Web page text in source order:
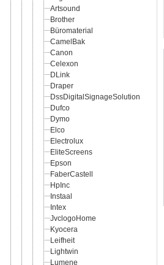
Artsound
Brother
Büromaterial
CamelBak
Canon
Celexon
DLink
Draper
DssDigitalSignageSolution
Dufco
Dymo
Elco
Electrolux
EliteScreens
Epson
FaberCastell
HpInc
Instaal
Intex
JvclogoHome
Kyocera
Leifheit
Lightwin
Lumene